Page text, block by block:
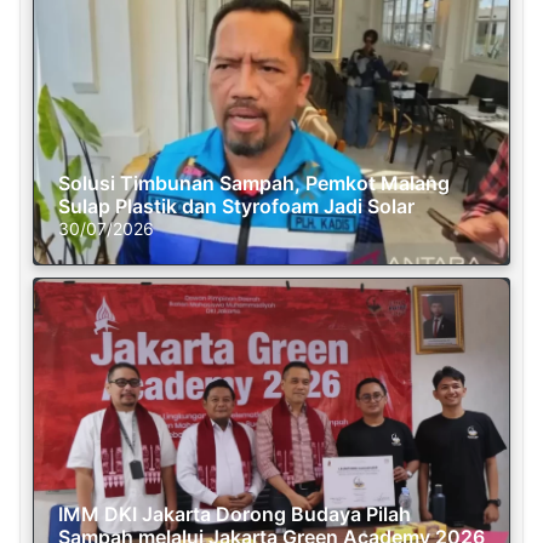
Solusi Timbunan Sampah, Pemkot Malang
Sulap Plastik dan Styrofoam Jadi Solar
30/07/2026
IMM DKI Jakarta Dorong Budaya Pilah
Sampah melalui Jakarta Green Academy 2026